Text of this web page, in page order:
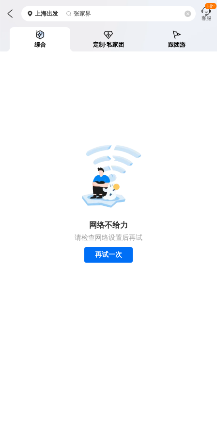
上海出发 张家界
客服
Hi~
综合 定制·私家团 跟团游
网络不给力
请检查网络设置后再试
再试一次